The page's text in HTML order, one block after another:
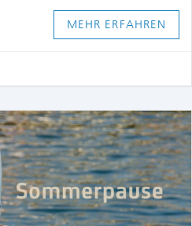
MEHR ERFAHREN